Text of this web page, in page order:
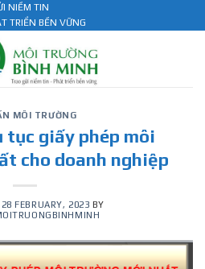
NIỀM TIN
BỀN VỮNG
MÔI TRƯỜNG
tục giấy phép môi
cho doanh nghiệp
28 FEBRUARY, 2023 BY